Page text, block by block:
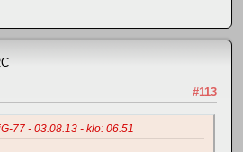
#113
77 - 03.08.13 - klo: 06.51